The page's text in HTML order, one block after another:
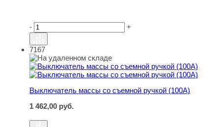
- +
Выключатель массы со съемной ручкой (100A)
7167
Выключатель массы со съемной ручкой (100A)
1 462,00 руб.